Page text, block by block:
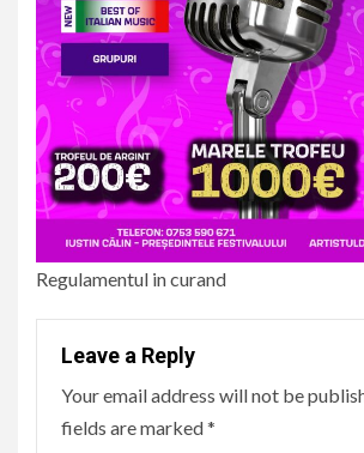
Regulamentul in curand
Leave a Reply
Your email address will not be
fields are marked*